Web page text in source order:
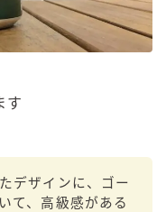
す
デザインに、ゴー
て、高級感がある